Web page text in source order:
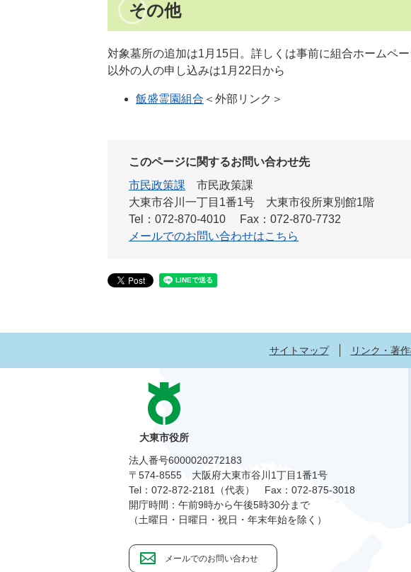
その他
対象墓所の追加は1月15日。詳しくは事前に組合ホームペ
以外の人の申し込みは1月22日から
飯盛霊園組合 ＜外部リンク＞
このページに関するお問い合わせ先
市民政策課
市民政策課
大東市谷川一丁目1番1号 大東市役所東別館1階
Tel：072-870-4010
Fax：072-870-7732
メールでのお問い合わせはこちら
サイトマップ リンク・著
大東市役所
法人番号6000020272183
〒574-8555 大阪府大東市谷川1丁目1番1号
Tel：072-872-2181（代表）
Fax：072-875-3018
開庁時間：午前9時から午後5時30分まで
（土曜日・日曜日・祝日・年末年始を除く）
メールでのお問い合わせ